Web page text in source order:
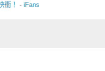
衝！ - iFans